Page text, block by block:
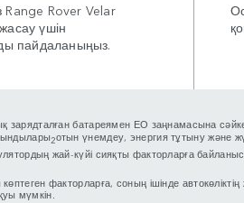
Range Rover Velar
жасау үшін
пайдаланыңыз.
зарядталған батареямен ЕО заңнамасына
2отын үнемдеу, энергия тұтыну және
жай-күйі сияқты факторларға
факторларға, соның ішінде
мүмкін.